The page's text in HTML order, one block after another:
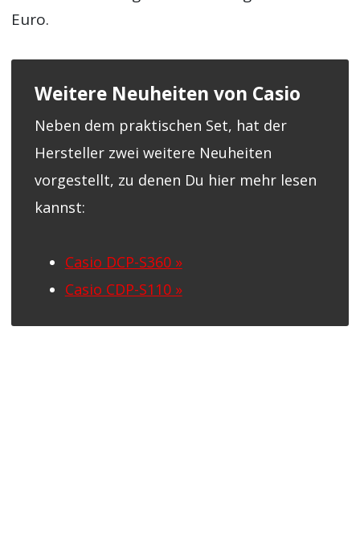
Euro.
Weitere Neuheiten von Casio
Neben dem praktischen Set, hat der
Hersteller zwei weitere Neuheiten
vorgestellt, zu denen Du hier mehr lesen
kannst:
Casio DCP-S360 »
Casio CDP-S110 »